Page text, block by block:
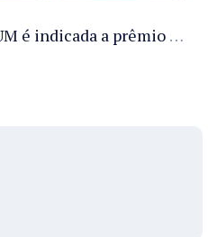
Fundadora da CENARIUM é indicada a prêmio 100+ Jornalistas Admirados